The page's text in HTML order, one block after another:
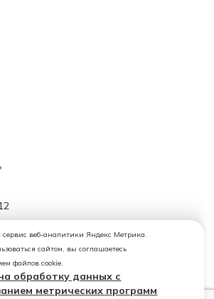
веб-аналитики Яндекс Метрика.
сайтом, вы соглашаетесь
файлов cookie.
обработку данных с
метрических программ
персональных данных
№ 11143 серия 54ЛО1 № 0004724
номер лицензии Л035-01199-